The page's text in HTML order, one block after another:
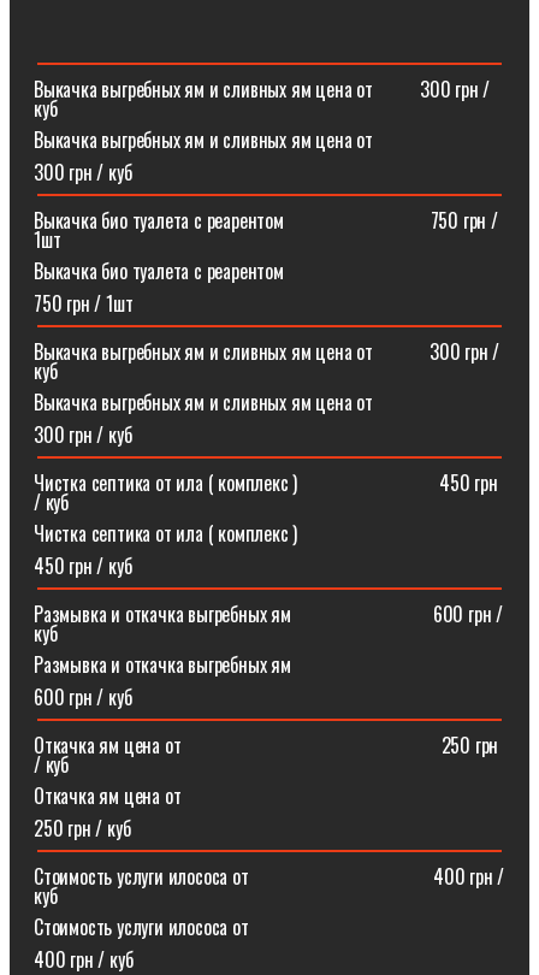
Выкачка выгребных ям и сливных ям цена от ⠀⠀⠀300 грн /
куб
Выкачка выгребных ям и сливных ям цена от
300 грн / куб
Выкачка био туалета с реарентом ⠀⠀⠀⠀⠀⠀⠀⠀⠀⠀750 грн /
1шт
Выкачка био туалета с реарентом
750 грн / 1шт
Выкачка выгребных ям и сливных ям цена от⠀⠀⠀⠀300 грн /
куб
Выкачка выгребных ям и сливных ям цена от
300 грн / куб
Чистка септика от ила ( комплекс )⠀⠀⠀⠀⠀⠀⠀⠀⠀⠀450 грн
/ куб
Чистка септика от ила ( комплекс )
450 грн / куб
Размывка и откачка выгребных ям⠀⠀⠀⠀⠀⠀⠀⠀⠀⠀600 грн /
куб
Размывка и откачка выгребных ям
600 грн / куб
Откачка ям цена от ⠀⠀⠀⠀⠀⠀⠀⠀⠀⠀⠀⠀⠀⠀⠀⠀⠀⠀250 грн
/ куб
Откачка ям цена от
250 грн / куб
Стоимость услуги илососа от⠀⠀⠀⠀⠀⠀⠀⠀⠀⠀⠀⠀⠀400 грн /
куб
Стоимость услуги илососа от
400 грн / куб